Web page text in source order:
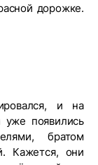
дорожке.
и на
уже появились
братом
Кажется, они